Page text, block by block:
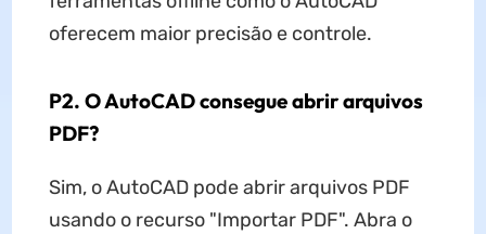
oferecem maior precisão e controle.
P2. O AutoCAD consegue abrir arquivos
PDF?
Sim, o AutoCAD pode abrir arquivos PDF
usando o recurso "Importar PDF". Abra o